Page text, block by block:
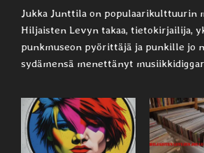
Jukka Junttila on populaarikulttuurin
Hiljaisten Levyn takaa, tietokirjailija,
punkmuseon pyörittäjä ja punkille jo
sydämensä menettänyt